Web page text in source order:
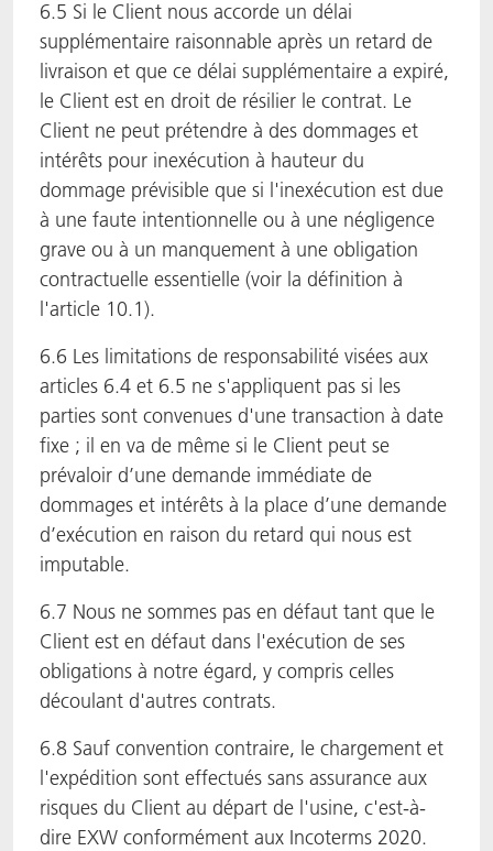
6.5 Si le Client nous accorde un délai
supplémentaire raisonnable après un retard de
livraison et que ce délai supplémentaire a expiré,
le Client est en droit de résilier le contrat. Le
Client ne peut prétendre à des dommages et
intérêts pour inexécution à hauteur du
dommage prévisible que si l'inexécution est due
à une faute intentionnelle ou à une négligence
grave ou à un manquement à une obligation
contractuelle essentielle (voir la définition à
l'article 10.1).
6.6 Les limitations de responsabilité visées aux
articles 6.4 et 6.5 ne s'appliquent pas si les
parties sont convenues d'une transaction à date
fixe ; il en va de même si le Client peut se
prévaloir d’une demande immédiate de
dommages et intérêts à la place d’une demande
d’exécution en raison du retard qui nous est
imputable.
6.7 Nous ne sommes pas en défaut tant que le
Client est en défaut dans l'exécution de ses
obligations à notre égard, y compris celles
découlant d'autres contrats.
6.8 Sauf convention contraire, le chargement et
l'expédition sont effectués sans assurance aux
risques du Client au départ de l'usine, c'est-à-
dire EXW conformément aux Incoterms 2020.